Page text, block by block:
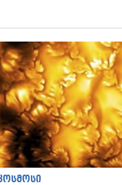
გადახედვა